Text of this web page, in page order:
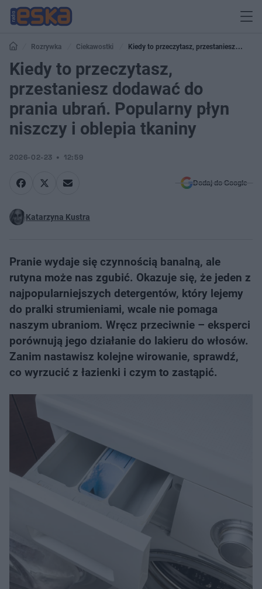
Rozrywka Ciekawostki
Kiedy to przeczytasz, przestaniesz
dodawać do prania ubrań. Popularny płyn niszczy i oblepia tkaniny
Kiedy to przeczytasz,
przestaniesz dodawać do
prania ubrań. Popularny płyn
niszczy i oblepia tkaniny
2026-02-23 12:59
Dodaj do Google
Katarzyna Kustra
Pranie wydaje się czynnością banalną, ale
rutyna może nas zgubić. Okazuje się, że jeden z
najpopularniejszych detergentów, który lejemy
do pralki strumieniami, wcale nie pomaga
naszym ubraniom. Wręcz przeciwnie – eksperci
porównują jego działanie do lakieru do włosów.
Zanim nastawisz kolejne wirowanie, sprawdź,
co wyrzucić z łazienki i czym to zastąpić.